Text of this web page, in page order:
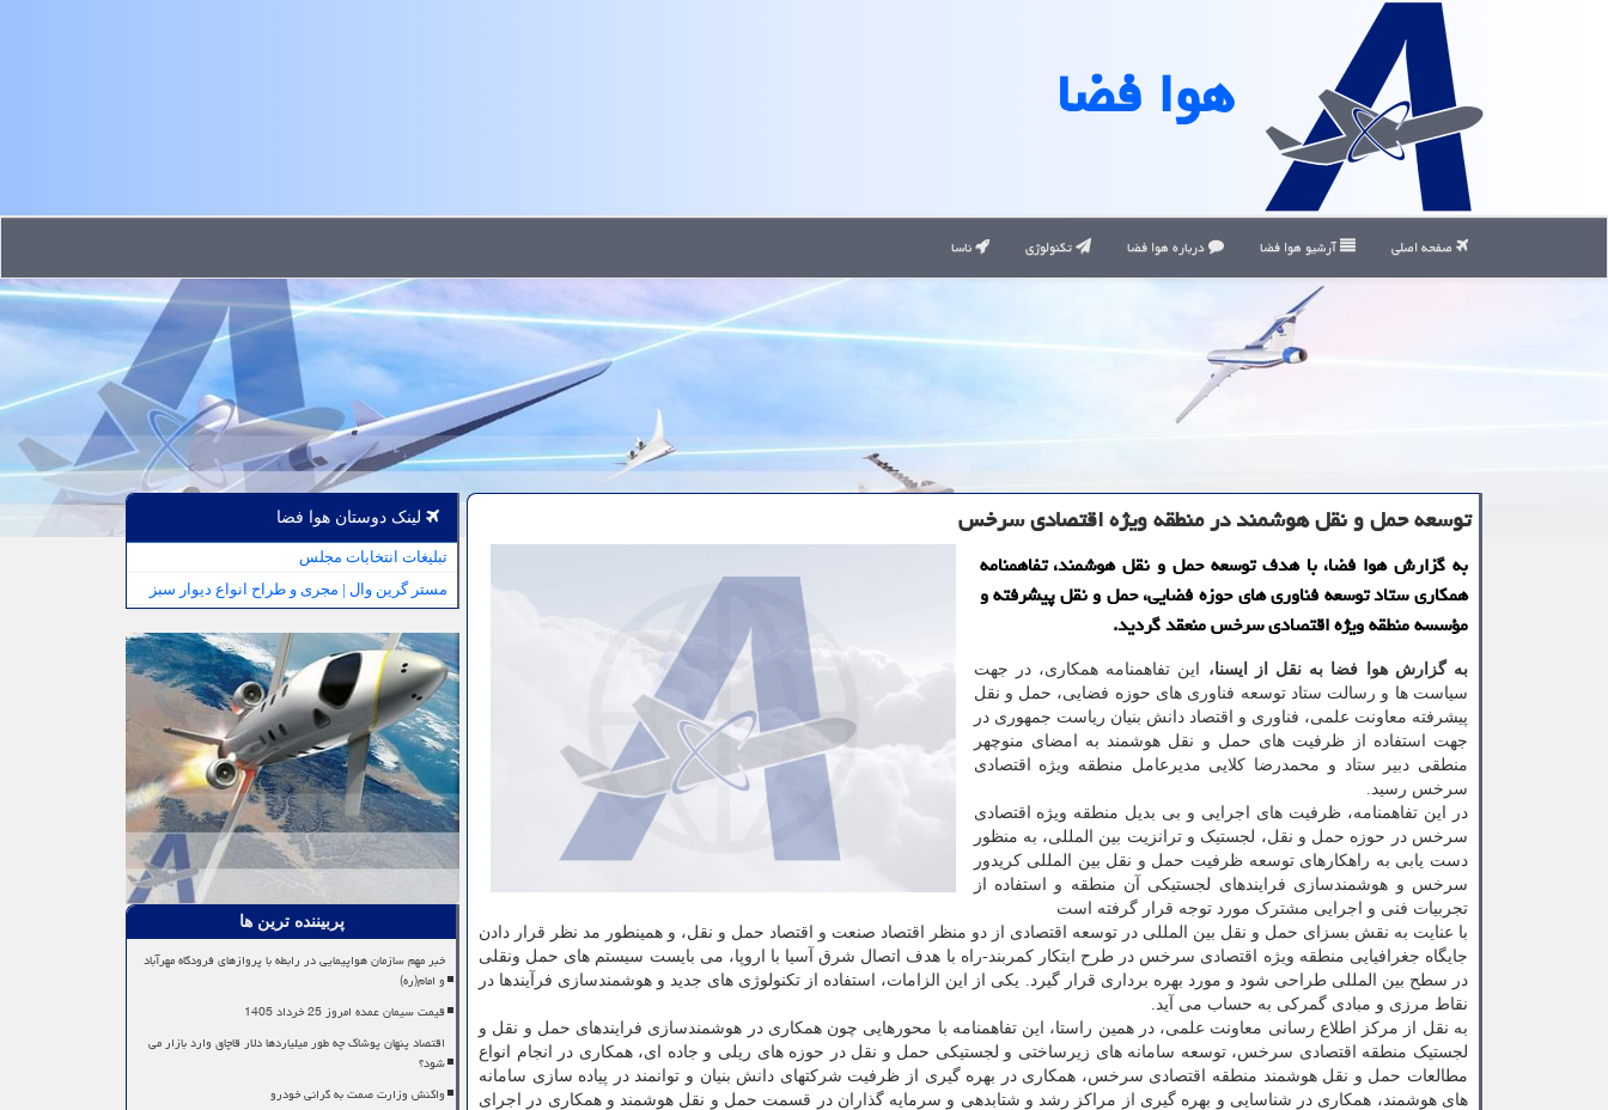
هوا فضا
صفحه اصلی آرشیو هوا فضا درباره هوا فضا تکنولوژی ناسا
توسعه حمل و نقل هوشمند در منطقه ویژه اقتصادی سرخس
به گزارش هوا فضا، با هدف توسعه حمل و نقل هوشمند، تفاهمنامه
همکاری ستاد توسعه فناوری های حوزه فضایی، حمل و نقل پیشرفته و
مؤسسه منطقه ویژه اقتصادی سرخس منعقد گردید.
به گزارش هوا فضا به نقل از ایسنا،
این تفاهمنامه همکاری، در جهت
سیاست ها و رسالت ستاد توسعه فناوری های حوزه فضایی، حمل و نقل
پیشرفته معاونت علمی، فناوری و اقتصاد دانش بنیان ریاست جمهوری در
جهت استفاده از ظرفیت های حمل و نقل هوشمند به امضای منوچهر
منطقی دبیر ستاد و محمدرضا کلایی مدیرعامل منطقه ویژه اقتصادی
سرخس رسید.
در این تفاهمنامه، ظرفیت های اجرایی و بی بدیل منطقه ویژه اقتصادی
سرخس در حوزه حمل و نقل، لجستیک و ترانزیت بین المللی، به منظور
دست یابی به راهکارهای توسعه ظرفیت حمل و نقل بین المللی کریدور
سرخس و هوشمندسازی فرایندهای لجستیکی آن منطقه و استفاده از
تجربیات فنی و اجرایی مشترک مورد توجه قرار گرفته است
با عنایت به نقش بسزای حمل و نقل بین المللی در توسعه اقتصادی از دو منظر اقتصاد صنعت و اقتصاد حمل و نقل، و همینطور مد نظر قرار دادن
جایگاه جغرافیایی منطقه ویژه اقتصادی سرخس در طرح ابتکار کمربند-راه با هدف اتصال شرق آسیا با اروپا، می بایست سیستم های حمل ونقلی
در سطح بین المللی طراحی شود و مورد بهره برداری قرار گیرد. یکی از این الزامات، استفاده از تکنولوژی های جدید و هوشمندسازی فرآیندها در
نقاط مرزی و مبادی گمرکی به حساب می آید.
به نقل از مرکز اطلاع رسانی معاونت علمی، در همین راستا، این تفاهمنامه با محورهایی چون همکاری در هوشمندسازی فرایندهای حمل و نقل و
لجستیک منطقه اقتصادی سرخس، توسعه سامانه های زیرساختی و لجستیکی حمل و نقل در حوزه های ریلی و جاده ای، همکاری در انجام انواع
مطالعات حمل و نقل هوشمند منطقه اقتصادی سرخس، همکاری در بهره گیری از ظرفیت شرکتهای دانش بنیان و توانمند در پیاده سازی سامانه
های هوشمند، همکاری در شناسایی و بهره گیری از مراکز رشد و شتابدهی و سرمایه گذاران در قسمت حمل و نقل هوشمند و همکاری در اجرای
لینک دوستان هوا فضا
تبلیغات انتخابات مجلس
مستر گرین وال | مجری و طراح انواع دیوار سبز
پربیننده ترین ها
خبر مهم سازمان هواپیمایی در رابطه با پروازهای فرودگاه مهرآباد
و امام(ره)
قیمت سیمان عمده امروز 25 خرداد 1405
اقتصاد پنهان پوشاک چه طور میلیاردها دلار قاچاق وارد بازار می
شود؟
واکنش وزارت صمت به گرانی خودرو